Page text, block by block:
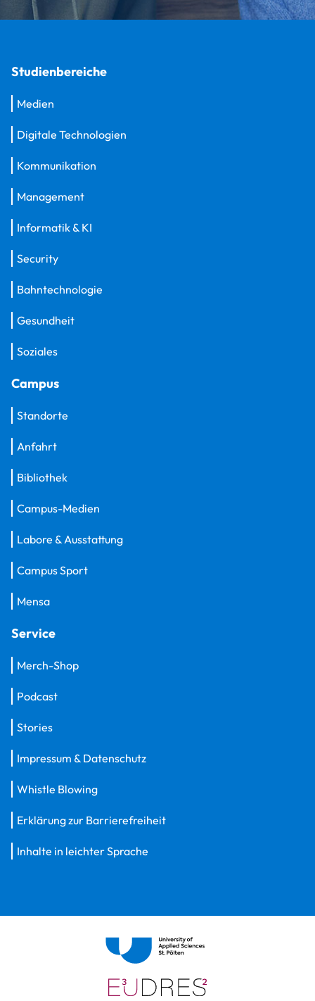
Studienbereiche
Medien
Digitale Technologien
Kommunikation
Management
Informatik & KI
Security
Bahntechnologie
Gesundheit
Soziales
Campus
Standorte
Anfahrt
Bibliothek
Campus-Medien
Labore & Ausstattung
Campus Sport
Mensa
Service
Merch-Shop
Podcast
Stories
Impressum & Datenschutz
Whistle Blowing
Erklärung zur Barrierefreiheit
Inhalte in leichter Sprache